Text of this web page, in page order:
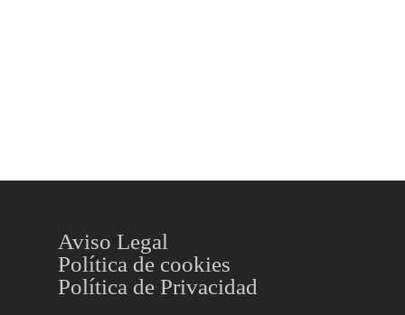
Aviso Legal
Política de cookies
Política de Privacidad